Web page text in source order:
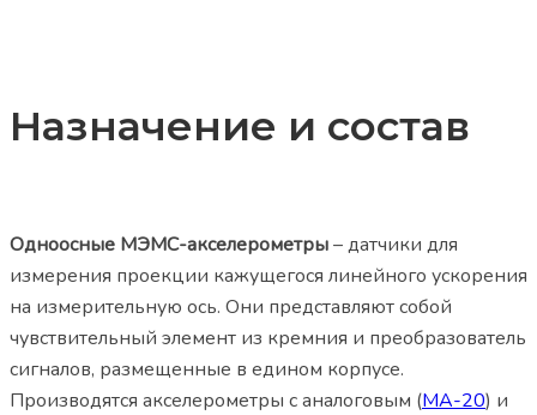
Назначение и состав
Одноосные МЭМС-акселерометры– датчики для
измерения проекции кажущегося линейного ускорения
на измерительную ось. Они представляют собой
чувствительный элемент из кремния и преобразователь
сигналов, размещенные в едином корпусе.
Производятся акселерометры с аналоговым (МА-20) и